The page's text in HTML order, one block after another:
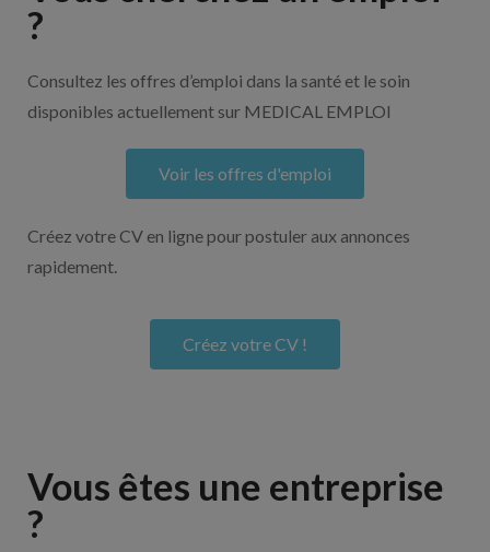
?
Consultez les offres d’emploi dans la santé et le soin
disponibles actuellement sur MEDICAL EMPLOI
Voir les offres d'emploi
Créez votre CV en ligne pour postuler aux annonces
rapidement.
Créez votre CV !
Vous êtes une entreprise
?